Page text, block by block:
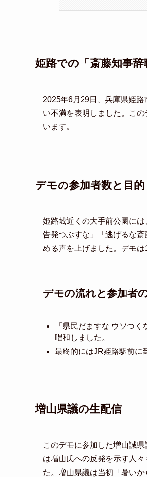
姫路での「斎藤知事
2025年6月29日、兵庫県姫
い不満を表明しました。こ
います。
デモの参加者数と目的
姫路城近くの大手前公園に
告発つぶすな」「逃げるな
める声を上げました。デモ
デモの流れと参加者
「県民だますな ウソつ
唱和しました。
最終的にはJR姫路駅前に
増山県議の生配信
このデモに参加した増山誠
は増山氏への反発を示す人
た。増山県議は当初「暑い